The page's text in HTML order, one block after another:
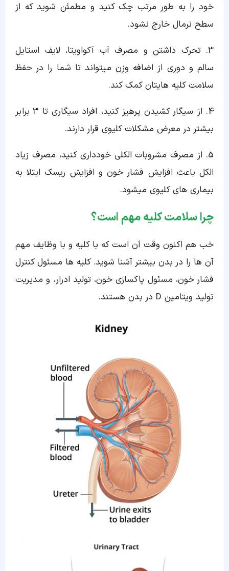
خود را به طور مرتب چک کنید و مطمئن شوید که از
سطح نرمال خارج نشود.
3. تحرک داشتن و مصرف آب آکواویتا، لایف استایل
سالم و دوری از اضافه وزن میتواند تا شما را در حفظ
سلامت کلیه هایتان کمک کند.
4. از سیگار کشیدن پرهیز کنید، افراد سیگاری تا 3 برابر
بیشتر در معرض مشکلات کلیوی قرار دارند.
5. از مصرف مشروبات الکلی خودداری کنید، مصرف زیاد
الکل باعث افزایش فشار خون و افزایش ریسک ابتلا به
بیماری های کلیوی میشود.
چرا سلامت کلیه مهم است؟
خب هم اکنون وقت آن است که با کلیه و با وظایف مهم
آن ها را در بدن بیشتر آشنا شوید. کلیه ها مسئول کنترل
فشار خون، مسئول پاکسازی خون، تولید ادرار، و مدیریت
تولید ویتامین D در بدن هستند.